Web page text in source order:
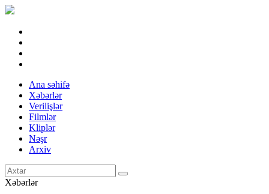
Ana səhifə
Xəbərlər
Verilişlər
Filmlər
Kliplər
Nəşr
Arxiv
Xəbərlər